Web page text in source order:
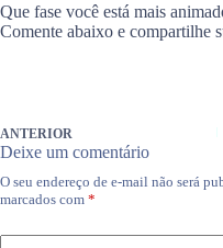
Que fase você está mais
Comente abaixo e compartilhe
ANTERIOR
Deixe um comentário
O seu endereço de e-mail não será
marcados com *